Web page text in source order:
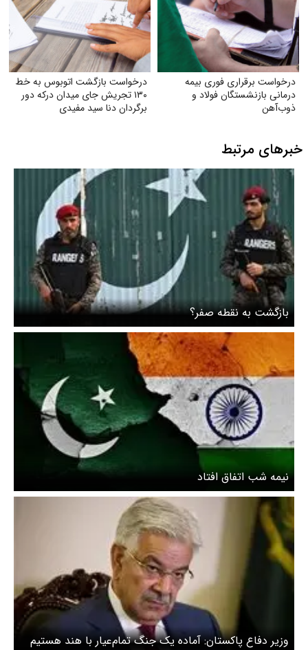
درخواست برقراری فوری بیمه
درمانی بازنشستگان فولاد و
ذوب‌آهن
درخواست بازگشت اتوبوس به خط
۱۳۰ تجریش جای میدان درکه دور
برگردان دنا سید مفیدی
خبرهای مرتبط
بازگشت به نقطه صفر؟
نیمه شب اتفاق افتاد
وزیر دفاع پاکستان: آماده یک جنگ تمام‌عیار با هند هستیم